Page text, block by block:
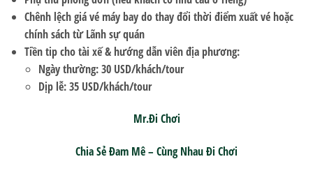
Chênh lệch giá vé máy baydo thay đổi thời điểm xuất vé hoặc
chính sách từ Lãnh sự quán
Tiền tipcho tài xế & hướng dẫn viên địa phương:
Ngày thường:30 USD/khách/tour
Dịp lễ:35 USD/khách/tour
Mr.Đi Chơi
Chia Sẻ Đam Mê – Cùng Nhau Đi Chơi